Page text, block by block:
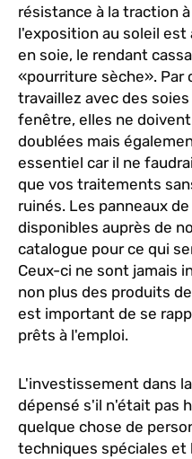
résistance à la traction
l'exposition au soleil est
en soie, le rendant
«pourriture sèche». Par
travaillez avec des
fenêtre, elles ne
doublées mais
essentiel car il ne
que vos traitements
ruinés. Les panneaux
disponibles auprès de
catalogue pour ce qui
Ceux-ci ne sont jamais
non plus des produits
est important de se
prêts à l'emploi.
L'investissement dans
dépensé s'il n'était pas
quelque chose de
techniques spéciales et